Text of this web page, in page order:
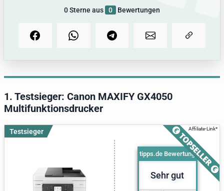
0Sterne aus 0 Bewertungen
1. Testsieger: Canon MAXIFY GX4050
Multifunktionsdrucker
Testsieger
tipps.de Bewertung
Sehr gut